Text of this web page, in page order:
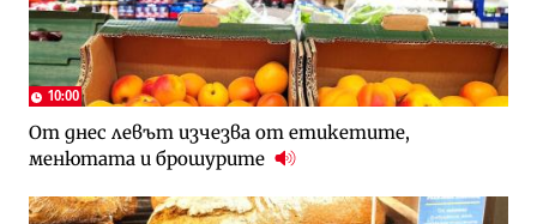
10:00
От днес левът изчезва от етикетите,
менютата и брошурите